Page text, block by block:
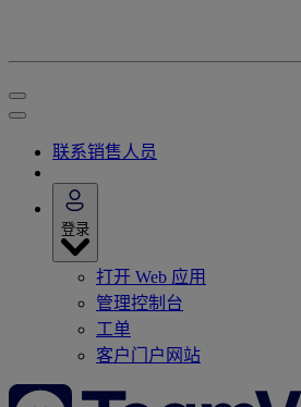
联系销售人员
登录
打开 Web 应用
管理控制台
工单
客户门户网站